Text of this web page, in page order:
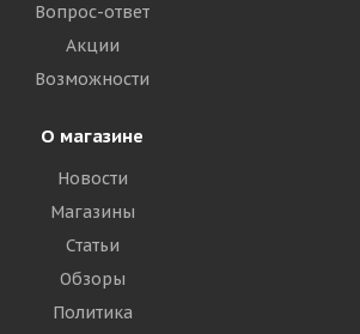
Вопрос-ответ
Акции
Возможности
О магазине
Новости
Магазины
Статьи
Обзоры
Политика